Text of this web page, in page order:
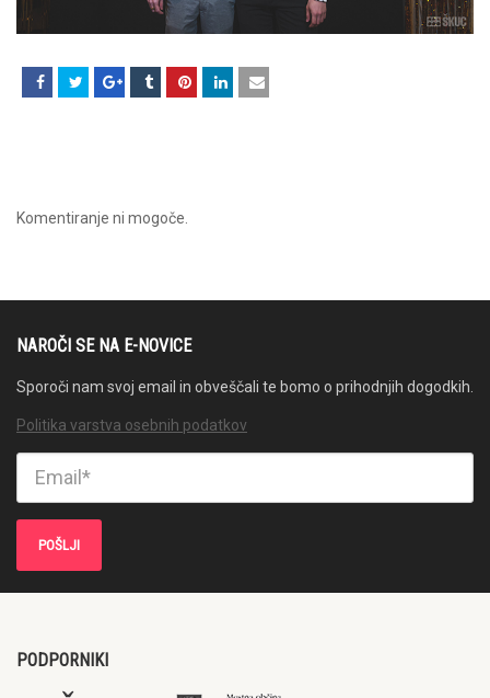
Komentiranje ni mogoče.
NAROČI SE NA E-NOVICE
Sporoči nam svoj email in obveščali te bomo o prihodnjih dogodkih.
Politika varstva osebnih podatkov
PODPORNIKI